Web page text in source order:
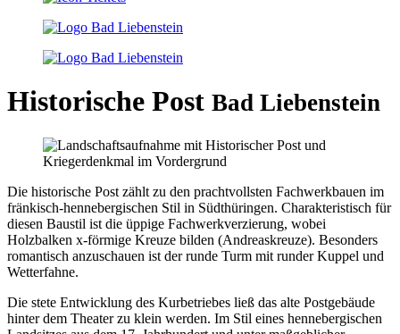
Historische Post Bad Liebenstein
Die historische Post zählt zu den prachtvollsten Fachwerkbauen im
fränkisch-hennebergischen Stil in Südthüringen. Charakteristisch für
diesen Baustil ist die üppige Fachwerkverzierung, wobei
Holzbalken x-förmige Kreuze bilden (Andreaskreuze). Besonders
romantisch anzuschauen ist der runde Turm mit runder Kuppel und
Wetterfahne.
Die stete Entwicklung des Kurbetriebes ließ das alte Postgebäude
hinter dem Theater zu klein werden. Im Stil eines hennebergischen